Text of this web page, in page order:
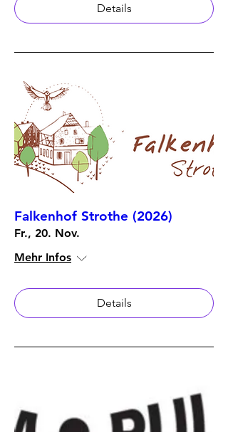
Details
Falkenhof Strothe (2026)
Fr., 20. Nov.
Mehr Infos
Details